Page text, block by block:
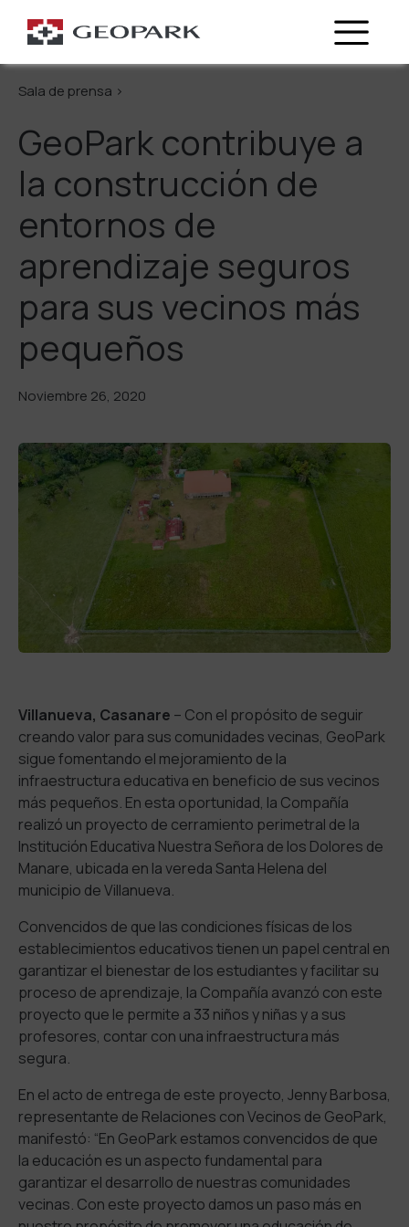
Regresa
Sala de prensa >
GeoPark contribuye a
la construcción de
entornos de
aprendizaje seguros
para sus vecinos más
pequeños
Noviembre 26, 2020
Villanueva, Casanare – Con el propósito de seguir
creando valor para sus comunidades vecinas, GeoPark
sigue fomentando el mejoramiento de la
infraestructura educativa en beneficio de sus vecinos
más pequeños. En esta oportunidad, la Compañía
realizó un proyecto de cerramiento perimetral de la
Institución Educativa Nuestra Señora de los Dolores de
Manare, ubicada en la vereda Santa Helena del
municipio de Villanueva.
Convencidos de que las condiciones físicas de los
establecimientos educativos tienen un papel central en
garantizar el bienestar de los estudiantes y facilitar su
proceso de aprendizaje, la Compañía avanzó con este
proyecto que le permite a 33 niños y niñas y a sus
profesores, contar con una infraestructura más
segura.
En el acto de entrega de este proyecto, Jenny Barbosa,
representante de Relaciones con Vecinos de GeoPark,
manifestó: “En GeoPark estamos convencidos de que
la educación es un aspecto fundamental para
garantizar el desarrollo de nuestras comunidades
vecinas. Con este proyecto damos un paso más en